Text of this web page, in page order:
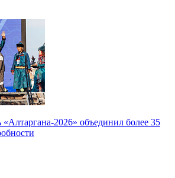
2026» объединил более 35